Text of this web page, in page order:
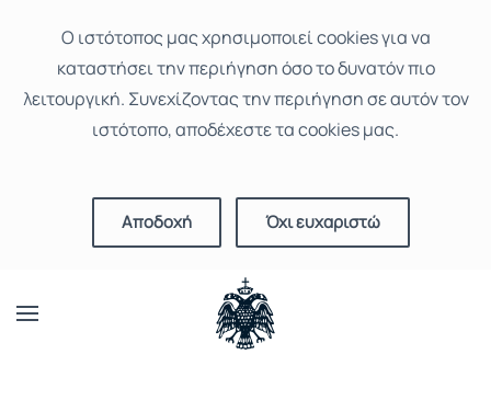
Ο ιστότοπoς μας χρησιμοποιεί cookies για να
καταστήσει την περιήγηση όσο το δυνατόν πιο
λειτουργική. Συνεχίζοντας την περιήγηση σε αυτόν τον
ιστότοπο, αποδέχεστε τα cookies μας.
Αποδοχή Όχι ευχαριστώ